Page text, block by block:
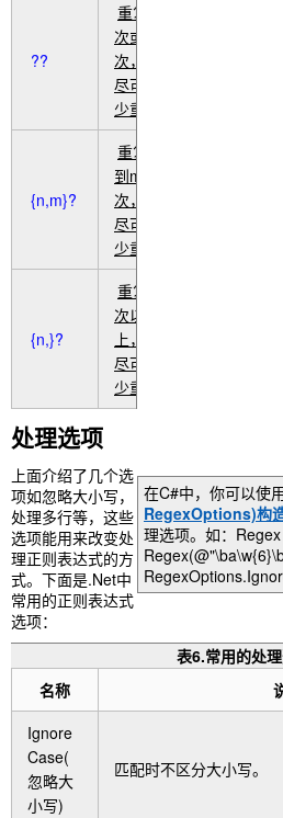
??
重复0
次或1
次，但
尽可能
少重复
{n,m}?
重复n
到m
次，但
尽可能
少重复
{n,}?
重复n
次以
上，但
尽可能
少重复
处理选项
在C#中，你可以使
RegexOptions)构
理选项。如：
上面介绍了几个选
项如忽略大小写，
处理多行等，这些
选项能用来改变处
理正则表达式的方
式。下面是.Net中
常用的正则表达式
选项：
表6.常用的处
名称
Ignore
Case(
忽略大
小写)
匹配时不区分大小写。